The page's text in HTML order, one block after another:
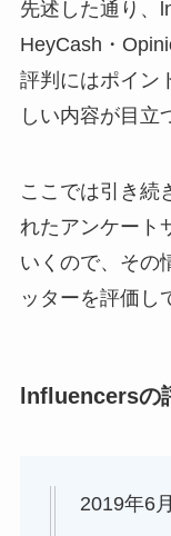
先述した通り、
HeyCash・
評判にはポイン
しい内容が目立
ここでは引き続
れたアンケート
いくので、その
ッターを評価し
lnfluencersの
2019年6